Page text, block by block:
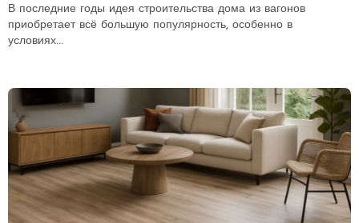
В последние годы идея строительства дома из вагонов
приобретает всё большую популярность, особенно в
условиях...